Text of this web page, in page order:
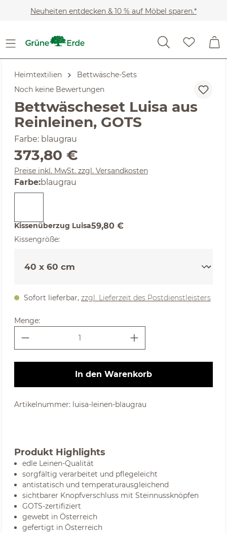
Zum Hauptinhalt springen
Neuheiten entdecken & 10 % auf Möbel sparen.*
Heimtextilien
Bettwäsche-Sets
Noch keine Bewertungen
Bettwäscheset Luisa aus
Reinleinen, GOTS
Farbe: blaugrau
Regulärer Preis:
373,80 €
Preise inkl. MwSt. zzgl. Versandkosten
Farbeauswählen
:blaugrau
Kissenüberzug Luisa59,80 €
Kissengrößeauswählen
:
Sofort lieferbar, zzgl. Lieferzeit des Postdienstleisters
Menge:
In den Warenkorb
Artikelnummer: luisa-leinen-blaugrau
Produkt Highlights
edle Leinen-Qualität
sorgfältig verarbeitet und pflegeleicht
antistatisch und temperaturausgleichend
sichtbarer Knopfverschluss mit Steinnussknöpfen
GOTS-zertifiziert
gewebt in Österreich
gefertigt in Österreich